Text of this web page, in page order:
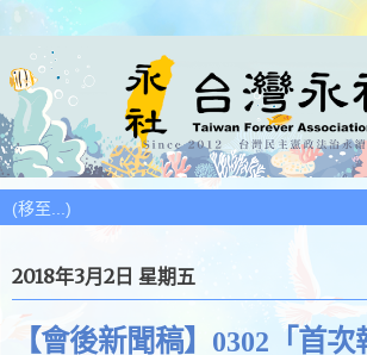
2018年3月2日 星期五
【會後新聞稿】0302「首